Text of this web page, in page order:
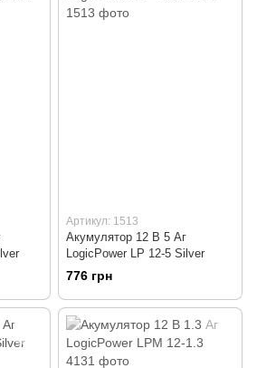
Артикул: 1513
Акумулятор 12 В 5 Аг
LogicPower LP 12-5 Silver
776 грн